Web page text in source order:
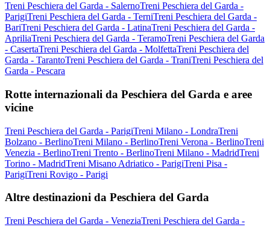
Treni Peschiera del Garda - SalernoTreni Peschiera del Garda -
ParigiTreni Peschiera del Garda - TerniTreni Peschiera del Garda -
BariTreni Peschiera del Garda - LatinaTreni Peschiera del Garda -
ApriliaTreni Peschiera del Garda - TeramoTreni Peschiera del Garda
- CasertaTreni Peschiera del Garda - MolfettaTreni Peschiera del
Garda - TarantoTreni Peschiera del Garda - TraniTreni Peschiera del
Garda - Pescara
Rotte internazionali da Peschiera del Garda e aree
vicine
Treni Peschiera del Garda - ParigiTreni Milano - LondraTreni
Bolzano - BerlinoTreni Milano - BerlinoTreni Verona - BerlinoTreni
Venezia - BerlinoTreni Trento - BerlinoTreni Milano - MadridTreni
Torino - MadridTreni Misano Adriatico - ParigiTreni Pisa -
ParigiTreni Rovigo - Parigi
Altre destinazioni da Peschiera del Garda
Treni Peschiera del Garda - VeneziaTreni Peschiera del Garda -